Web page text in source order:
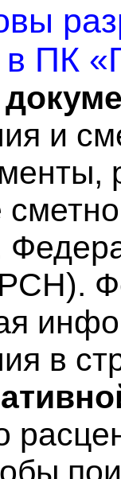
в ПК
и
в